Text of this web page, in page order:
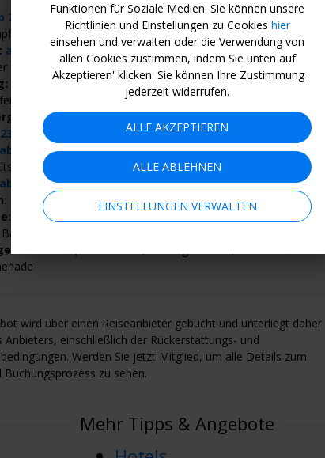
230 € pro Person*,Ibis Styles Treptow, 87%
bei Holidaycheck
ab 199 € pro Person *,Ibis Hotel im Szeneviertel, nahe
Bars, Geschäfte und Restaurants
ab 261 € pro Person*,Ibis Styles, 20 Minuten mit der U-Bahn
ab 258 € pro Person*,Intercity Hotel, nahe Hauptbahnhof
€ pro Person
, Ibis Centrum, nahe Dom
ab 226 € pro Person*, Seaside Park Hotel, wenige Gehminuten
entfernt
ab 244 € pro Person*,Mercure Hotel, direkt bei der Altstadt
ab 213 € pro Person*, H2 Hotel, nahe Olympiapark
ab 319 € pro Person
auf der Insel Lindau
wird über einen Reiseanbieter gebucht und unterliegt daher
Anbieters, einschließlich der Rückerstattungs- und
Werden Sie jetzt Mitglied, um alle Details zum
zu sehen.
Mehr Tipps & Angebote
Funktionen für Soziale Medien. Sie können unsere
Richtlinien und Einstellungen zu Cookies hier
einsehen und verwalten oder die Verwendung von
allen Cookies zustimmen, indem Sie unten auf
'Akzeptieren' klicken. Sie können Ihre Zustimmung
jederzeit widerrufen.
ALLE AKZEPTIEREN
ALLE ABLEHNEN
EINSTELLUNGEN VERWALTEN